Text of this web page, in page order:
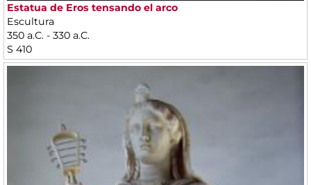
Estatua de Eros tensando el arco
Escultura
350 a.C. - 330 a.C.
S 410